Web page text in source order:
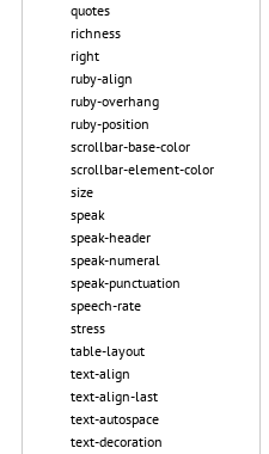
quotes
richness
right
ruby-align
ruby-overhang
ruby-position
scrollbar-base-color
scrollbar-element-color
size
speak
speak-header
speak-numeral
speak-punctuation
speech-rate
stress
table-layout
text-align
text-align-last
text-autospace
text-decoration